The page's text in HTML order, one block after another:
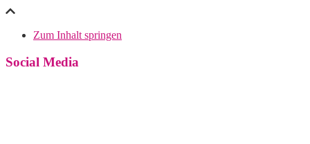
Zum Inhalt springen
Social Media